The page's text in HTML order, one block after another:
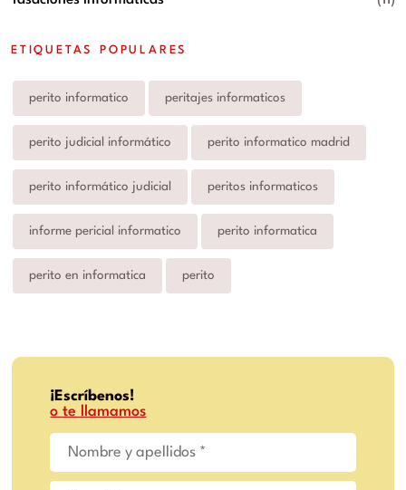
ETIQUETAS POPULARES
perito informatico peritajes informaticos
perito judicial informático perito informatico madrid
perito informático judicial peritos informaticos
informe pericial informatico perito informatica
perito en informatica perito
¡Escríbenos!
o te llamamos